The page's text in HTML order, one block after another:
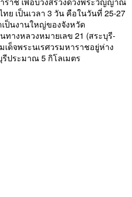
ย เป็นเวลา 3 วัน คือในวันที่ 25-27
ป็นงานใหญ่ของจังหวัด
ทางหลวงหมายเลข 21 (สระบุรี-
ด็จพระนเรศวรมหาราชอยู่ห่าง
รีประมาณ 5 กิโลเมตร